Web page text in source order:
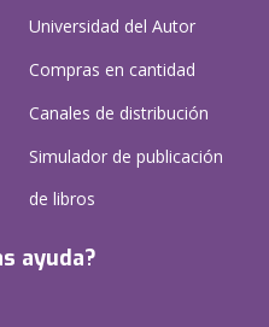
Universidad del Autor
Compras en cantidad
Canales de distribución
Simulador de publicación
de libros
ayuda?